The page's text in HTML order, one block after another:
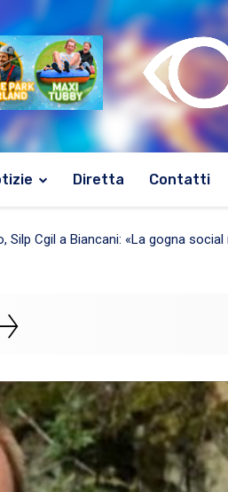
Diretta Contatti
storia: il 12 agosto protagonista